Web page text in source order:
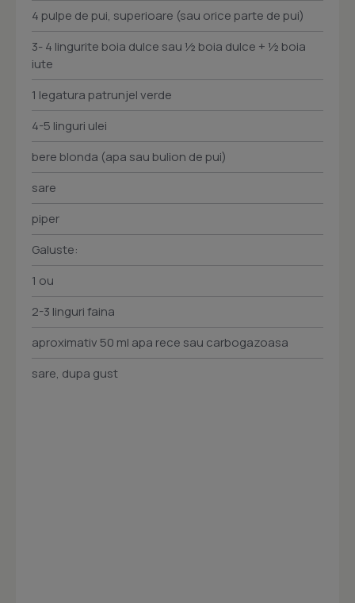
4 pulpe de pui, superioare (sau orice parte de pui)
3- 4 lingurite boia dulce sau ½ boia dulce + ½ boia
iute
1 legatura patrunjel verde
4-5 linguri ulei
bere blonda (apa sau bulion de pui)
sare
piper
Galuste:
1 ou
2-3 linguri faina
aproximativ 50 ml apa rece sau carbogazoasa
sare, dupa gust